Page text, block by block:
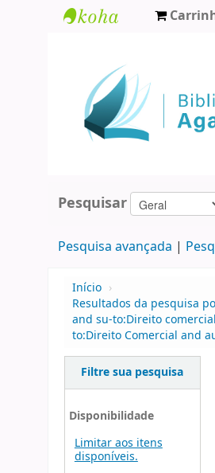
Agamenon
Magalhães
Pesquisar
Pesquisa avançada
Início ›
Resultados da pesquisa
and su-to:Direito
to:Direito Comercial and
Filtre sua pesquisa
Disponibilidade
Limitar aos itens
disponíveis.